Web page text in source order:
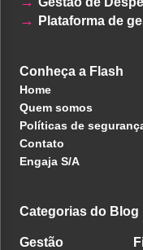
Plataforma de
Conheça a Flash
Home
Quem somos
Políticas de
Contato
Engaja S/A
Categorias do Blog
Gestão